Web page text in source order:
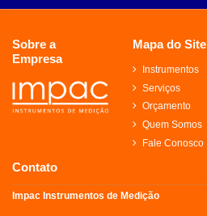
Sobre a
Empresa
Mapa do Site
Instrumentos
Serviços
Orçamento
Quem Somos
Fale Conosco
Contato
Impac Instrumentos de Medição